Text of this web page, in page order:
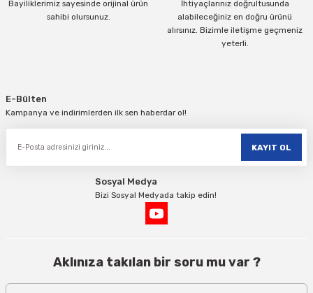
Bayiliklerimiz sayesinde orijinal ürün
sahibi olursunuz.
İhtiyaçlarınız doğrultusunda
alabileceğiniz en doğru ürünü
alırsınız. Bizimle iletişme geçmeniz
yeterli.
E-Bülten
Kampanya ve indirimlerden ilk sen haberdar ol!
KAYIT OL
Sosyal Medya
Bizi Sosyal Medyada takip edin!
Aklınıza takılan bir soru mu var ?